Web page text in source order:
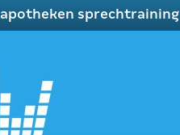
apotheken sprechtraining